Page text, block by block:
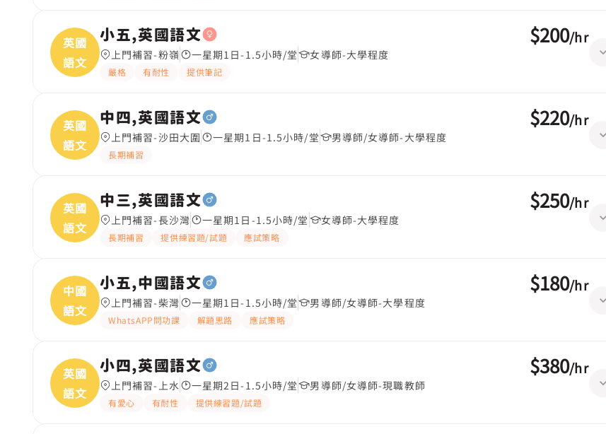
英國
語文
小五,英國語文
上門補習-粉嶺 一星期1日-1.5小時/堂 女導師-大學程度
嚴格 有耐性 提供筆記
$200/hr
英國
語文
中四,英國語文
上門補習-沙田大圍 一星期1日-1.5小時/堂 男導師/女導師-大學程度
長期補習
$220/hr
英國
語文
中三,英國語文
上門補習-長沙灣 一星期1日-1.5小時/堂 女導師-大學程度
長期補習 提供練習題/試題 應試策略
$250/hr
中國
語文
小五,中國語文
上門補習-柴灣 一星期1日-1.5小時/堂 男導師/女導師-大學程度
WhatsAPP問功課 解題思路 應試策略
$180/hr
英國
語文
小四,英國語文
上門補習-上水 一星期2日-1.5小時/堂 男導師/女導師-現職教師
有愛心 有耐性 提供練習題/試題
$380/hr